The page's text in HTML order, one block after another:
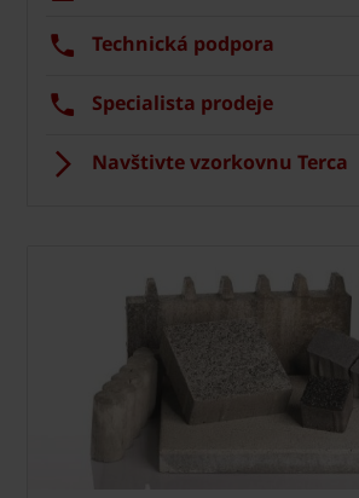
Technická podpora
Specialista prodeje
Navštivte vzorkovnu Terca